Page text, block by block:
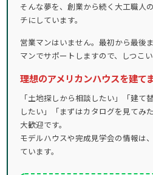
そんな夢を、創業から続く大工職人
チにしています。
営業マンはいません。最初から最後
マンでサポートしますので、しつこ
理想のアメリカンハウスを建て
「土地探しから相談したい」「建て
したい」「まずはカタログを見てみ
大歓迎です。
モデルハウスや完成見学会の情報は
ています。